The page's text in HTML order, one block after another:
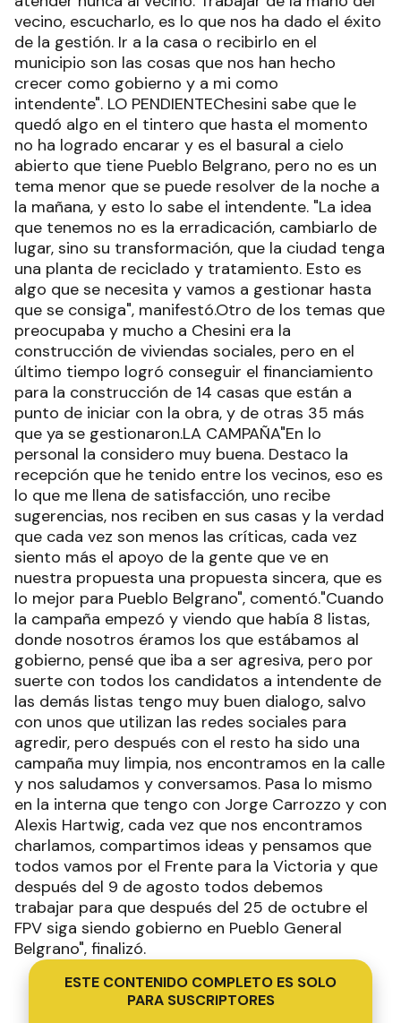
vecino, escucharlo, es lo que nos ha dado el éxito
de la gestión. Ir a la casa o recibirlo en el
municipio son las cosas que nos han hecho
crecer como gobierno y a mi como
intendente". LO PENDIENTEChesini sabe que le
quedó algo en el tintero que hasta el momento
no ha logrado encarar y es el basural a cielo
abierto que tiene Pueblo Belgrano, pero no es un
tema menor que se puede resolver de la noche a
la mañana, y esto lo sabe el intendente. "La idea
que tenemos no es la erradicación, cambiarlo de
lugar, sino su transformación, que la ciudad tenga
una planta de reciclado y tratamiento. Esto es
algo que se necesita y vamos a gestionar hasta
que se consiga", manifestó.Otro de los temas que
preocupaba y mucho a Chesini era la
construcción de viviendas sociales, pero en el
último tiempo logró conseguir el financiamiento
para la construcción de 14 casas que están a
punto de iniciar con la obra, y de otras 35 más
que ya se gestionaron.LA CAMPAÑA"En lo
personal la considero muy buena. Destaco la
recepción que he tenido entre los vecinos, eso es
lo que me llena de satisfacción, uno recibe
sugerencias, nos reciben en sus casas y la verdad
que cada vez son menos las críticas, cada vez
siento más el apoyo de la gente que ve en
nuestra propuesta una propuesta sincera, que es
lo mejor para Pueblo Belgrano", comentó."Cuando
la campaña empezó y viendo que había 8 listas,
donde nosotros éramos los que estábamos al
gobierno, pensé que iba a ser agresiva, pero por
suerte con todos los candidatos a intendente de
las demás listas tengo muy buen dialogo, salvo
con unos que utilizan las redes sociales para
agredir, pero después con el resto ha sido una
campaña muy limpia, nos encontramos en la calle
y nos saludamos y conversamos. Pasa lo mismo
en la interna que tengo con Jorge Carrozzo y con
Alexis Hartwig, cada vez que nos encontramos
charlamos, compartimos ideas y pensamos que
todos vamos por el Frente para la Victoria y que
después del 9 de agosto todos debemos
trabajar para que después del 25 de octubre el
FPV siga siendo gobierno en Pueblo General
Belgrano", finalizó.
ESTE CONTENIDO COMPLETO ES SOLO
PARA SUSCRIPTORES